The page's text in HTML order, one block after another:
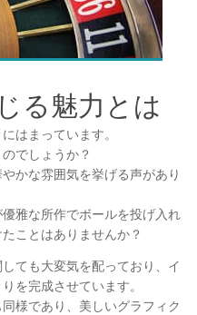
る魅力とは
はまっています。
でしょうか？
かな雰囲気を挙げる声があり
雅な所作でボールを投げ入れ
ことはありませんか？
ても大変気を配っており、イ
を完成させています。
様であり、美しいグラフィク